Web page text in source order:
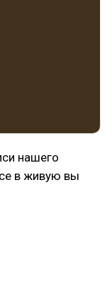
нашего
в живую вы